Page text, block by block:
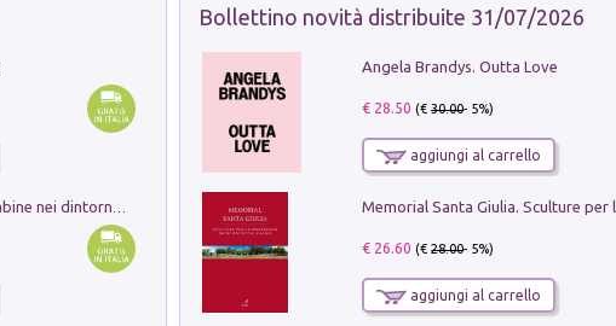
Ruderi delle ville Romano Sabine nei dintorni di Poggio Mirteto. Illustrati dal dott.re prof.re cav.re Ercole Nardi regio ispettore degli scavi e monumenti. Anno 1885. Tavole e studio. Con 25 tavole fuori testo in cartella editoriale
Bollettino novità distribuite 31/07/2026
Angela Brandys. Outta Love
€ 28.50 (€30.00- 5%)
aggiungi al carrello
€ 26.60 (€28.00- 5%)
aggiungi al carrello